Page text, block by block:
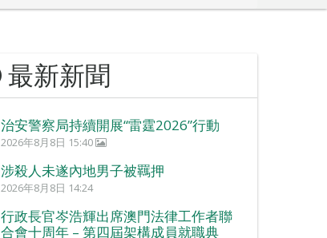
最新新聞
治安警察局持續開展“雷霆2026”行動
2026年8月8日 15:40
涉殺人未遂內地男子被羈押
2026年8月8日 14:24
行政長官岑浩輝出席澳門法律工作者聯
合會十周年 – 第四屆架構成員就職典